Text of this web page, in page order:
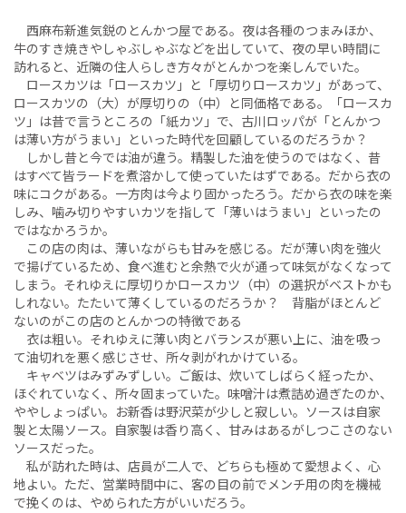
西麻布新進気鋭のとんかつ屋である。夜は各種のつまみほか、
牛のすき焼きやしゃぶしゃぶなどを出していて、夜の早い時間に
訪れると、近隣の住人らしき方々がとんかつを楽しんでいた。
ロースカツは「ロースカツ」と「厚切りロースカツ」があって、
ロースカツの（大）が厚切りの（中）と同価格である。「ロースカ
ツ」は昔で言うところの「紙カツ」で、古川ロッパが「とんかつ
は薄い方がうまい」といった時代を回顧しているのだろうか？
しかし昔と今では油が違う。精製した油を使うのではなく、昔
はすべて皆ラードを煮溶かして使っていたはずである。だから衣の
味にコクがある。一方肉は今より固かったろう。だから衣の味を楽
しみ、噛み切りやすいカツを指して「薄いはうまい」といったの
ではなかろうか。
この店の肉は、薄いながらも甘みを感じる。だが薄い肉を強火
で揚げているため、食べ進むと余熱で火が通って味気がなくなって
しまう。それゆえに厚切りかロースカツ（中）の選択がベストかも
しれない。たたいて薄くしているのだろうか？ 背脂がほとんど
ないのがこの店のとんかつの特徴である
衣は粗い。それゆえに薄い肉とバランスが悪い上に、油を吸っ
て油切れを悪く感じさせ、所々剥がれかけている。
キャベツはみずみずしい。ご飯は、炊いてしばらく経ったか、
ほぐれていなく、所々固まっていた。味噌汁は煮詰め過ぎたのか、
ややしょっぱい。お新香は野沢菜が少しと寂しい。ソースは自家
製と太陽ソース。自家製は香り高く、甘みはあるがしつこさのない
ソースだった。
私が訪れた時は、店員が二人で、どちらも極めて愛想よく、心
地よい。ただ、営業時間中に、客の目の前でメンチ用の肉を機械
で挽くのは、やめられた方がいいだろう。